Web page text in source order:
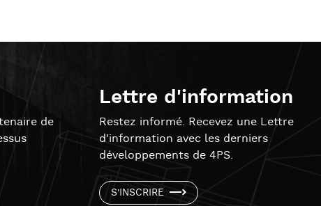
de
Lettre d'information
Restez informé. Recevez une Lettre
d'information avec les derniers
développements de 4PS.
S'INSCRIRE